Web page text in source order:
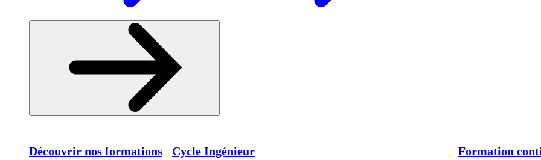
Découvrir nos formations Cycle Ingénieur Formation